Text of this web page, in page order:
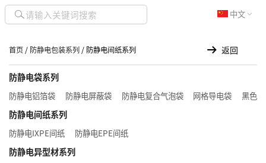
中文
首页 / 防静电包装系列 / 防静电间纸系列 返回
防静电袋系列
防静电铝箔袋
防静电屏蔽袋 防静电复合气泡袋 网格导电袋
黑色
防静电间纸系列
防静电IXPE间纸
防静电EPE间纸
防静电异型材系列